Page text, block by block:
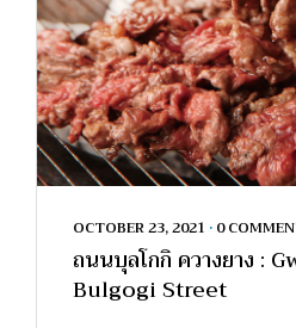
OCTOBER 23, 2021 • 0
ถนนบุลโกกิ ควางยาง :
Bulgogi Street